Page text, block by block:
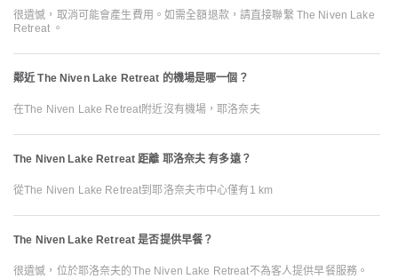
很遺憾，取消可能會產生費用。如需全額退款，請直接聯繫 The Niven Lake
Retreat 。
鄰近 The Niven Lake Retreat 的機場是哪一個？
在The Niven Lake Retreat附近沒有機場，耶洛奈夫
The Niven Lake Retreat 距離 耶洛奈夫 有多遠？
從The Niven Lake Retreat到耶洛奈夫市中心僅有1 km
The Niven Lake Retreat 是否提供早餐？
很遺憾，位於耶洛奈夫的The Niven Lake Retreat不為客人提供早餐服務。